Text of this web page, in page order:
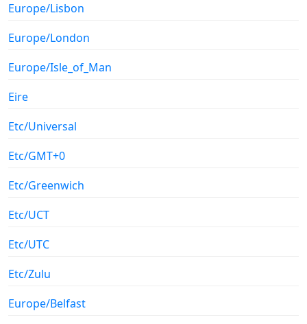
Europe/Lisbon
Europe/London
Europe/Isle_of_Man
Eire
Etc/Universal
Etc/GMT+0
Etc/Greenwich
Etc/UCT
Etc/UTC
Etc/Zulu
Europe/Belfast